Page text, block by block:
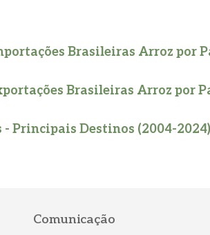
Brasileiras Arroz por
Brasileiras Arroz por
- Principais Destinos (2004-2024)
Comunicação